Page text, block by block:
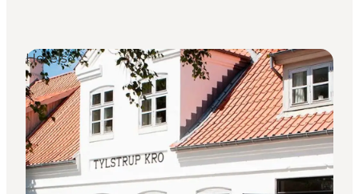
Erlebnisse
Unterkünfte
Reiseplanung
Hotels